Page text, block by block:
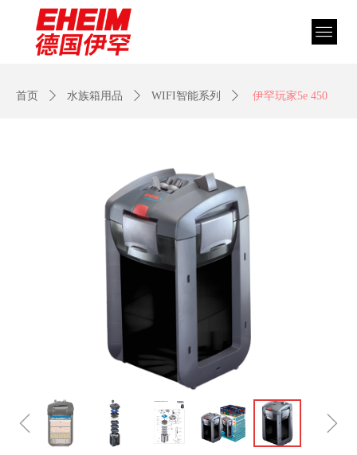
首页 ꄲ 水族箱用品 ꄲ WIFI智能系列 ꄲ 伊罕玩家5e 450
ꁆ ꁇ